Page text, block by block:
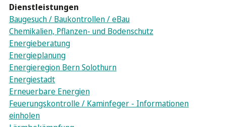
Dienstleistungen
Baugesuch / Baukontrollen / eBau
Chemikalien, Pflanzen- und Bodenschutz
Energieberatung
Energieplanung
Energieregion Bern Solothurn
Energiestadt
Erneuerbare Energien
Feuerungskontrolle / Kaminfeger - Informationen
einholen